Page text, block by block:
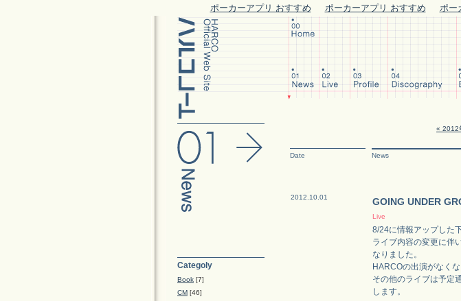
ポーカーアプリ おすすめ ポーカーアプリ おすすめ ポー
Categoly
Book [7]
CM [46]
« 2012
Date News
2012.10.01 GOING UNDER
Live
8/24に情報アップした
ライブ内容の変更に伴
なりました。
HARCOの出演がなく
その他のライブは予定
します。